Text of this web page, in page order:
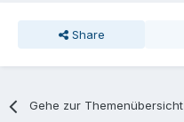
Share
Gehe zur Themenübersicht